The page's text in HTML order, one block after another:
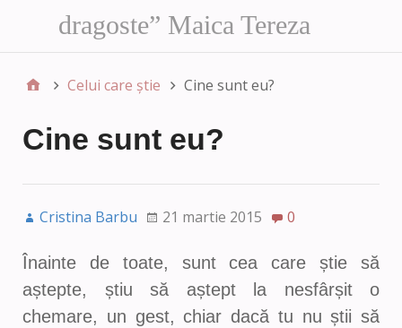
dragoste” Maica Tereza
Celui care știe Cine sunt eu?
Cine sunt eu?
Cristina Barbu 21 martie 2015 0
Înainte de toate, sunt cea care știe să
aștepte, știu să aștept la nesfârșit o
chemare, un gest, chiar dacă tu nu știi să